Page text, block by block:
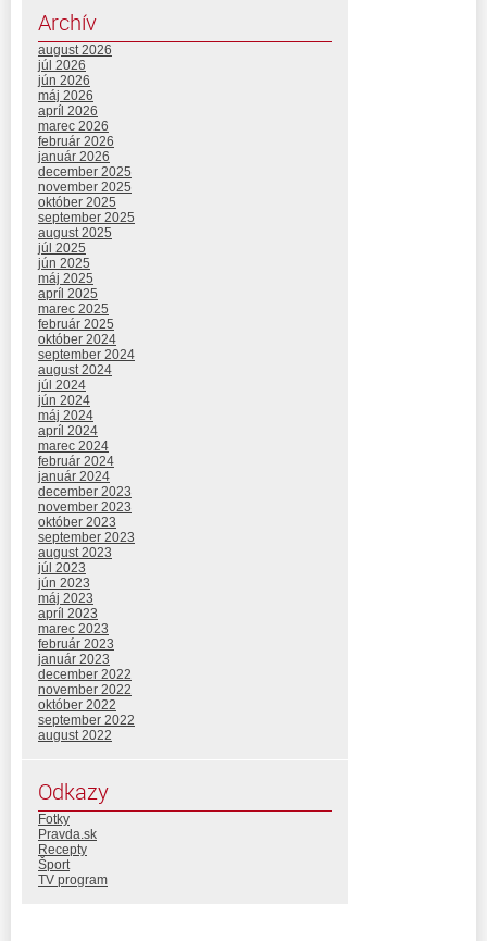
Archív
august 2026
júl 2026
jún 2026
máj 2026
apríl 2026
marec 2026
február 2026
január 2026
december 2025
november 2025
október 2025
september 2025
august 2025
júl 2025
jún 2025
máj 2025
apríl 2025
marec 2025
február 2025
október 2024
september 2024
august 2024
júl 2024
jún 2024
máj 2024
apríl 2024
marec 2024
február 2024
január 2024
december 2023
november 2023
október 2023
september 2023
august 2023
júl 2023
jún 2023
máj 2023
apríl 2023
marec 2023
február 2023
január 2023
december 2022
november 2022
október 2022
september 2022
august 2022
Odkazy
Fotky
Pravda.sk
Recepty
Šport
TV program